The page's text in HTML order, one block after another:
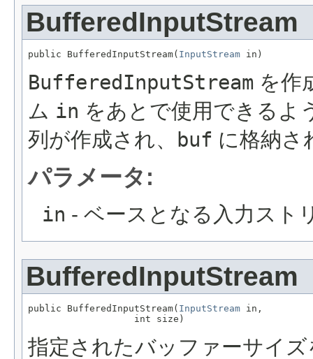
BufferedInputStream
public BufferedInputStream( InputStream in)
BufferedInputStream を作
ム in をあとで使用できるよ
列が作成され、 buf に格納さ
パラメータ:
in - ベースとなる入力スト
BufferedInputStream
public BufferedInputStream( InputStream in,
                   int size)
指定されたバッファーサイ